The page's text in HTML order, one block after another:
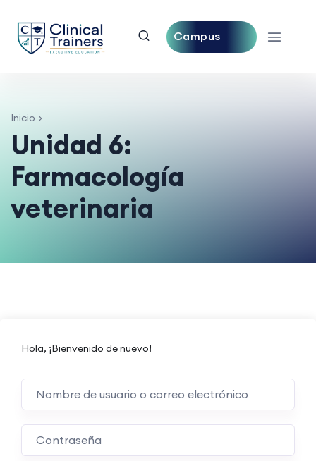
Campus
Inicio
Unidad 6:
Farmacología
veterinaria
Hola, ¡Bienvenido de nuevo!